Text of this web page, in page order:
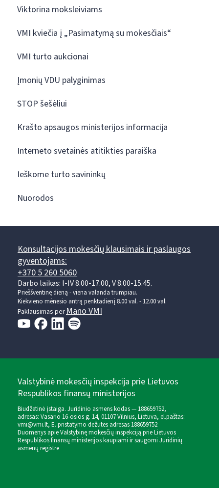
Viktorina moksleiviams
VMI kviečia į „Pasimatymą su mokesčiais“
VMI turto aukcionai
Įmonių VDU palyginimas
STOP šešėliui
Krašto apsaugos ministerijos informacija
Interneto svetainės atitikties paraiška
Ieškome turto savininkų
Nuorodos
Konsultacijos mokesčių klausimais ir paslaugos
gyventojams:
+370 5 260 5060
Darbo laikas: I-IV 8.00-17.00, V 8.00-15.45.
Prieššventinę dieną - viena valanda trumpiau.
Kiekvieno mėnesio antrą penktadienį 8.00 val. - 12.00 val.
Paklausimas perMano VMI
Valstybinė mokesčių inspekcija prie Lietuvos
Respublikos finansų ministerijos
Biudžetinė įstaiga. Juridinio asmens kodas — 188659752,
adresas: Vasario 16-osios g. 14, 01107 Vilnius, Lietuva, el.paštas:
vmi@vmi.lt, E. pristatymo dėžutės adresas 188659752
Duomenys apie Valstybinę mokesčių inspekciją prie Lietuvos
Respublikos finansų ministerijos kaupiami ir saugomi Juridinių
asmenų registre